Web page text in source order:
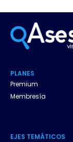
PLANES
Premium
Membresía
EJES.TEMÁTICOS